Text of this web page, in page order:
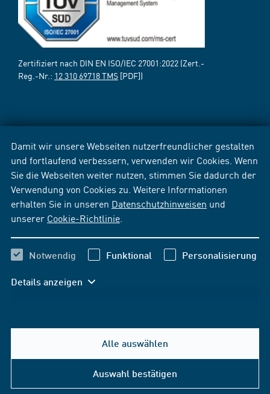
Damit wir unsere Webseiten nutzerfreundlicher gestalten
und fortlaufend verbessern, verwenden wir Cookies. Wenn
Sie die Webseiten weiter nutzen, stimmen Sie dadurch der
Verwendung von Cookies zu. Weitere Informationen
erhalten Sie in unseren Datenschutzhinweisen und
unserer Cookie-Richtlinie
Notwendig Funktional Personalisierung
Details anzeigen
Alle auswählen
Auswahl bestätigen
Zertifiziert nach DIN EN ISO/IEC 27001:2022 (Zert.-
Reg.-Nr.: 12 310 69718 TMS [PDF])